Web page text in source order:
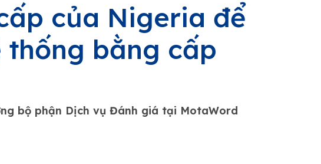
của Nigeria để
bằng cấp
bộ phận Dịch vụ Đánh giá tại MotaWord